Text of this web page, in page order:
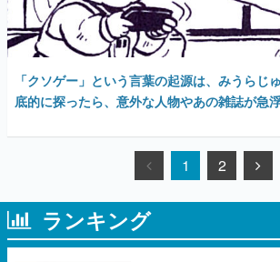
「クソゲー」という言葉の起源は、みうらじ
底的に探ったら、意外な人物やあの雑誌が急
1 2
ランキング